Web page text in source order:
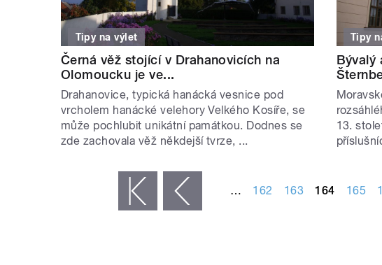
Tipy na výlet
Černá věž stojící v Drahanovicích na
Olomoucku je ve...
Drahanovice, typická hanácká vesnice pod
vrcholem hanácké velehory Velkého Kosíře, se
může pochlubit unikátní památkou. Dodnes se
zde zachovala věž někdejší tvrze, ...
Tipy
Bývalý
13.
‹ předchozí … 162 163 164 165